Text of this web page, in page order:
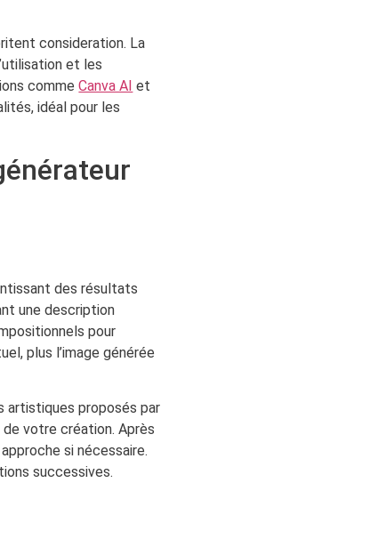
consideration. La
et les
commeCanva AI et
idéal pour les
des résultats
une description
pour
plus l’image générée
artistiques proposés par
votre création. Après
si nécessaire.
successives.